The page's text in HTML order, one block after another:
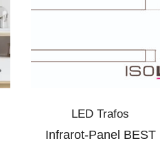
LED Trafos
Infrarot-Panel BEST